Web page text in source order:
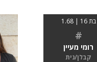
בת 16 | 1.68
#
רומי מעיין
קבלן/נית